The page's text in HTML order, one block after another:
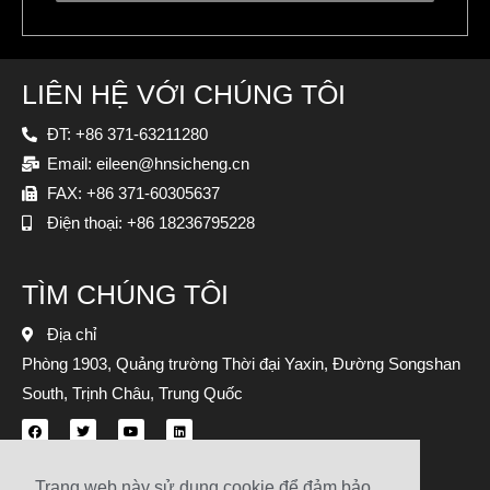
LIÊN HỆ VỚI CHÚNG TÔI
ĐT: +86 371-63211280
Email: eileen@hnsicheng.cn
FAX: +86 371-60305637
Điện thoại: +86 18236795228
TÌM CHÚNG TÔI
Địa chỉ
Phòng 1903, Quảng trường Thời đại Yaxin, Đường Songshan
South, Trịnh Châu, Trung Quốc